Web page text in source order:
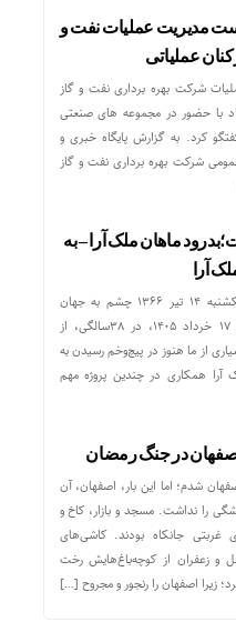
مدیریت عملیات نفت و
عملیاتی
شرکت بهره برداری نفت و گاز
۵ مرداد با حضور در مجموعه های صنعتی
کرد. به گزارش پایگاه خبری و
شرکت بهره برداری نفت و گاز
ماهان ملک آرا – به
آرا
ماهان ملک‌آرا، در یکشنبه ۱۴ تیر ۱۳۶۶ چشم به جهان
گشود و در یکشنبه ۱۷ خرداد ۱۴۰۵، در ۳۸سالگی، از
از ما هنوز در پیچ‌وخم رسیدن به
همکاری در چندین پروژه مهم
در جنگ رمضان
شدم؛ اما این بار، اصفهان، آن
را نداشت. مسجد و بازار، کاخ و
غربتی جانکاه بودند. کاشی‌های
و زعفران از کوچه‌باغ‌هایش رخت
زیرا اصفهان را رنجور و مجروح […]